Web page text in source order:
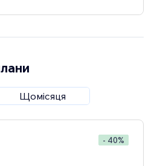
Щомісяця
- 40%